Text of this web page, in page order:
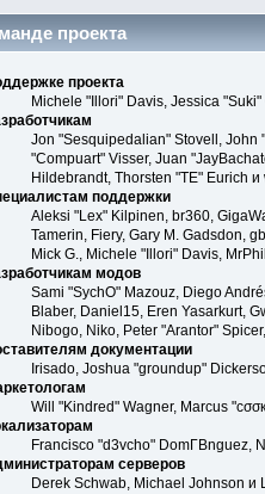
проекта
проекта
Michele "Illori" Davis, Jessica
Jon "Sesquipedalian" Stovell, John
"Compuart" Visser, Juan
Hildebrandt, Thorsten "TE" Eurich
поддержки
Aleksi "Lex" Kilpinen, br360,
Tamerin, Fiery, Gary M. Gadsdon,
Mick G., Michele "Illori" Davis,
модов
Sami "SychO" Mazouz, Diego
Blaber, Daniel15, Eren Yasarkurt,
Nibogo, Niko, Peter "Arantor"
документации
Irisado, Joshua "groundup"
Will "Kindred" Wagner, Marcus
Francisco "d3vcho" DomГВ­nguez,
серверов
Derek Schwab, Michael Johnson и